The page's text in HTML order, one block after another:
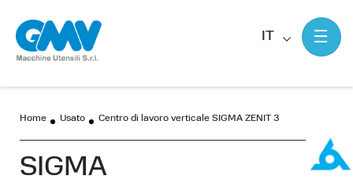
IT
Home Usato Centro di lavoro verticale SIGMA ZENIT 3
SIGMA